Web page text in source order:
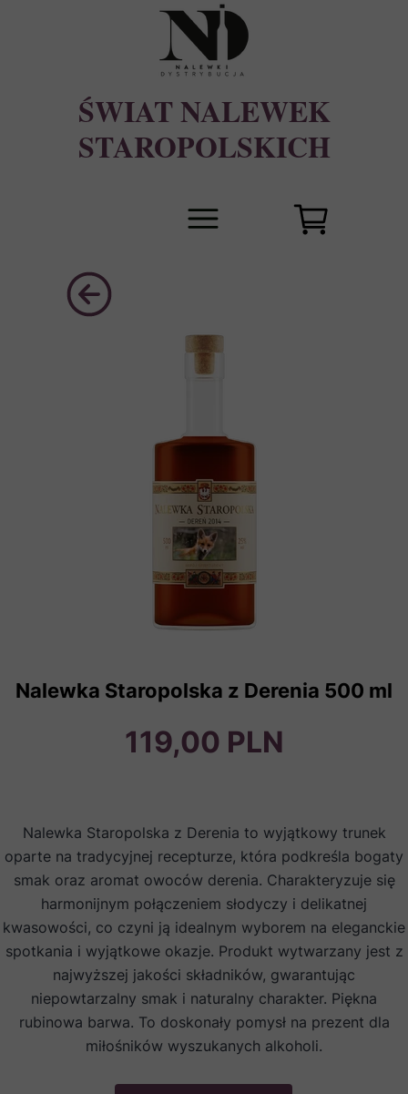
ŚWIAT NALEWEK
STAROPOLSKICH
Nalewka Staropolska z Derenia to wyjątkowy trunek
oparte na tradycyjnej recepturze, która podkreśla bogaty
smak oraz aromat owoców derenia. Charakteryzuje się
harmonijnym połączeniem słodyczy i delikatnej
kwasowości, co czyni ją idealnym wyborem na eleganckie
spotkania i wyjątkowe okazje. Produkt wytwarzany jest z
najwyższej jakości składników, gwarantując
niepowtarzalny smak i naturalny charakter. Piękna
rubinowa barwa. To doskonały pomysł na prezent dla
miłośników wyszukanych alkoholi.
119,00 PLN
Nalewka Staropolska z Derenia 500 ml